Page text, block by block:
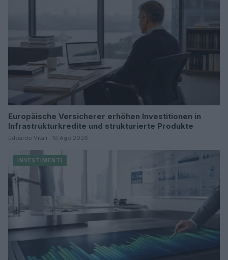
Europäische Versicherer erhöhen Investitionen in
Infrastrukturkredite und strukturierte Produkte
Edoardo Vitali · 10 Ago 2026
INVESTIMENTI